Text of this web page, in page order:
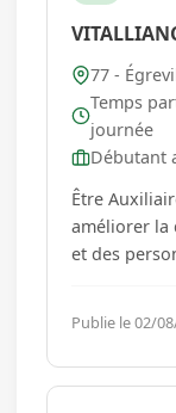
77 -
Temps
journée
Débutant
Être
améliorer la
et des
talents! Nous recherchons un/une auxiliaire de
vie pour
Publie le 02/